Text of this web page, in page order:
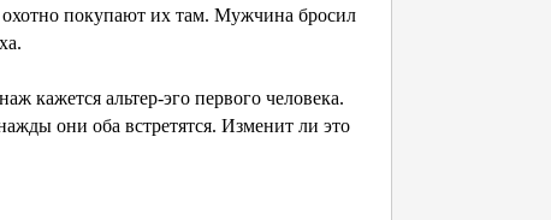
покупают их там. Мужчина бросил
кажется альтер-эго первого человека.
они оба встретятся. Изменит ли это